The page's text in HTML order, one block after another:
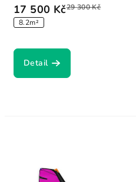
17 500 Kč29 300 Kč
8.2m²
Detail